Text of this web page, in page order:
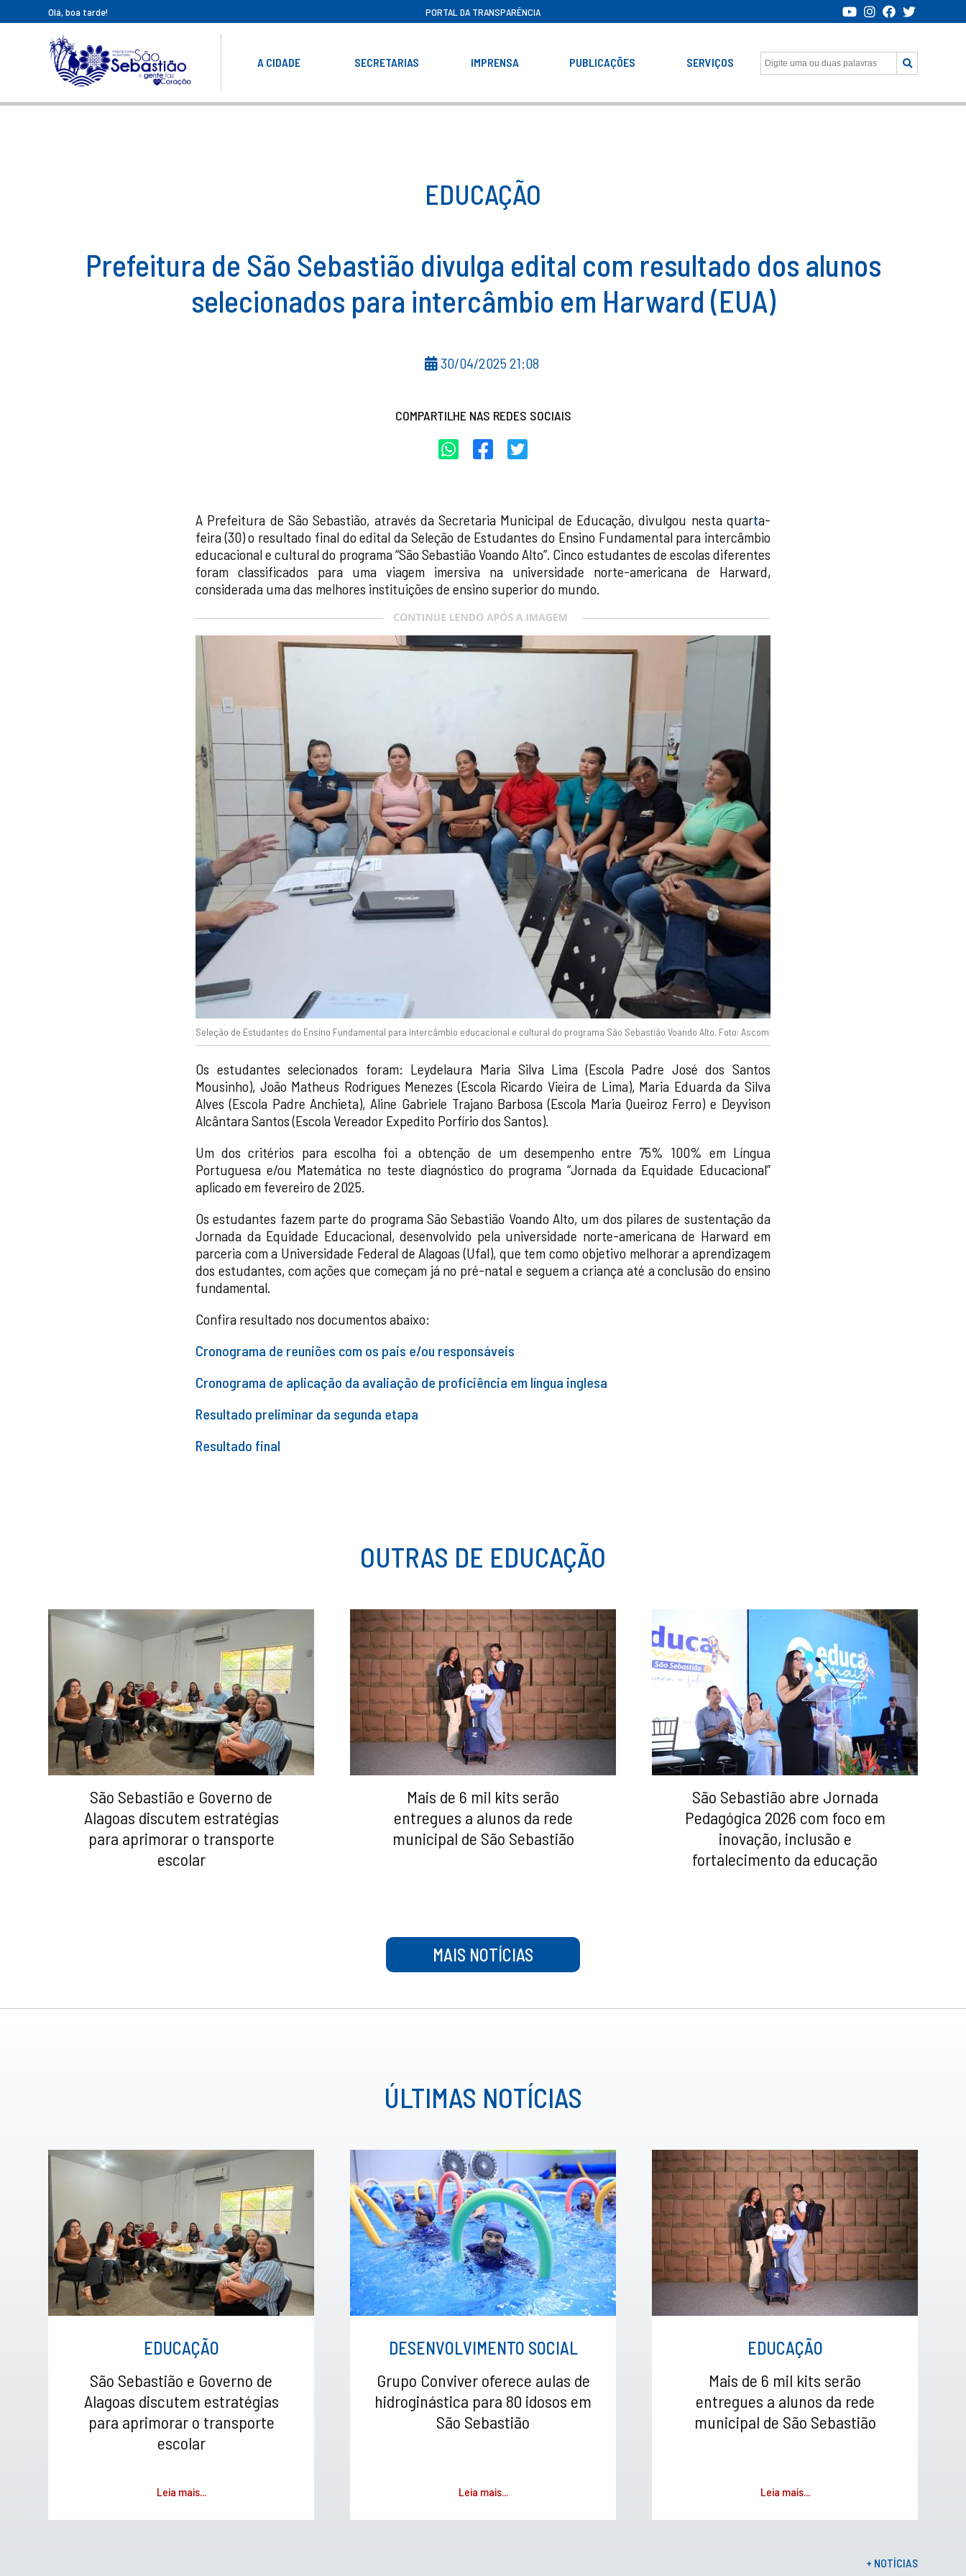
Olá, boa tarde! PORTAL DA TRANSPARÊNCIA
A CIDADE SECRETARIAS IMPRENSA PUBLICAÇÕES SERVIÇOS
EDUCAÇÃO
Prefeitura de São Sebastião divulga edital com resultado dos alunos
selecionados para intercâmbio em Harward (EUA)
30/04/2025 21:08
COMPARTILHE NAS REDES SOCIAIS
A Prefeitura de São Sebastião, através da Secretaria Municipal de Educação, divulgou nesta quarta-
feira (30) o resultado final do edital da Seleção de Estudantes do Ensino Fundamental para intercâmbio
educacional e cultural do programa “São Sebastião Voando Alto”. Cinco estudantes de escolas diferentes
foram classificados para uma viagem imersiva na universidade norte-americana de Harward,
considerada uma das melhores instituições de ensino superior do mundo.
Seleção de Estudantes do Ensino Fundamental para intercâmbio educacional e cultural do programa São Sebastião Voando Alto. Foto: Ascom
Os estudantes selecionados foram: Leydelaura Maria Silva Lima (Escola Padre José dos Santos
Mousinho), João Matheus Rodrigues Menezes (Escola Ricardo Vieira de Lima), Maria Eduarda da Silva
Alves (Escola Padre Anchieta), Aline Gabriele Trajano Barbosa (Escola Maria Queiroz Ferro) e Deyvison
Alcântara Santos (Escola Vereador Expedito Porfírio dos Santos).
Um dos critérios para escolha foi a obtenção de um desempenho entre 75% 100% em Língua
Portuguesa e/ou Matemática no teste diagnóstico do programa “Jornada da Equidade Educacional”
aplicado em fevereiro de 2025.
Os estudantes fazem parte do programa São Sebastião Voando Alto, um dos pilares de sustentação da
Jornada da Equidade Educacional, desenvolvido pela universidade norte-americana de Harward em
parceria com a Universidade Federal de Alagoas (Ufal), que tem como objetivo melhorar a aprendizagem
dos estudantes, com ações que começam já no pré-natal e seguem a criança até a conclusão do ensino
fundamental.
Confira resultado nos documentos abaixo:
Cronograma de reuniões com os pais e/ou responsáveis
Cronograma de aplicação da avaliação de proficiência em língua inglesa
Resultado preliminar da segunda etapa
Resultado final
OUTRAS DE EDUCAÇÃO
São Sebastião e Governo de
Alagoas discutem estratégias
para aprimorar o transporte
escolar
Mais de 6 mil kits serão
entregues a alunos da rede
municipal de São Sebastião
São Sebastião abre Jornada
Pedagógica 2026 com foco em
inovação, inclusão e
fortalecimento da educação
MAIS NOTÍCIAS
ÚLTIMAS NOTÍCIAS
EDUCAÇÃO
São Sebastião e Governo de
Alagoas discutem estratégias
para aprimorar o transporte
escolar
Leia mais...
DESENVOLVIMENTO SOCIAL
Grupo Conviver oferece aulas de
hidroginástica para 80 idosos em
São Sebastião
Leia mais...
EDUCAÇÃO
Mais de 6 mil kits serão
entregues a alunos da rede
municipal de São Sebastião
Leia mais...
+ NOTÍCIAS